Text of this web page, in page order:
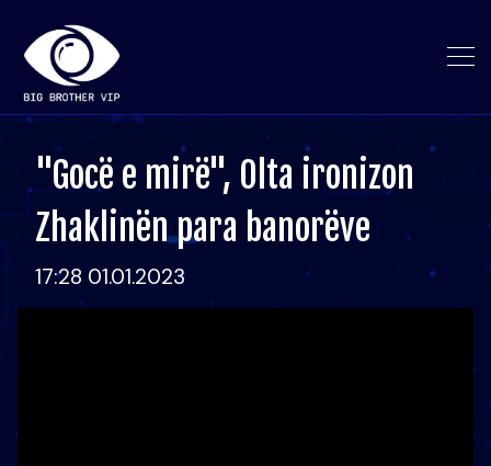
"Gocë e mirë", Olta ironizon
Zhaklinën para banorëve
17:28 01.01.2023